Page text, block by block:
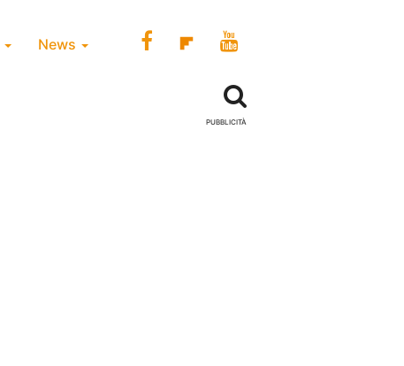
News
PUBBLICITÀ